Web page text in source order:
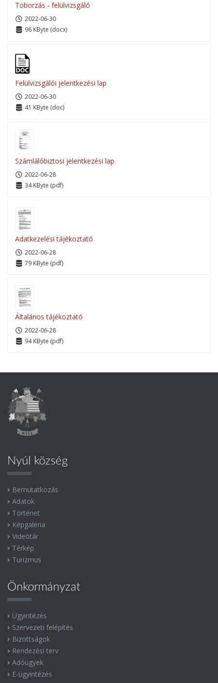
Toborzás - felülvizsgáló
2022-06-30
96 KByte (docx)
Felülvizsgálói jelentkezési lap
2022-06-30
41 KByte (doc)
Számlálóbiztosi jelentkezési lap
2022-06-28
34 KByte (pdf)
Adatkezelési tájékoztató
2022-06-28
79 KByte (pdf)
Általános tájékoztató
2022-06-28
94 KByte (pdf)
Nyúl község
Bemutatkozás
Adatok
Történet
Képgaléria
Videótár
Térkép
Turizmus
Önkormányzat
Ügyintézés
Szervezeti felépítés
Bizottságok
Rendezési terv
Adóügyek
E-ügyintézés